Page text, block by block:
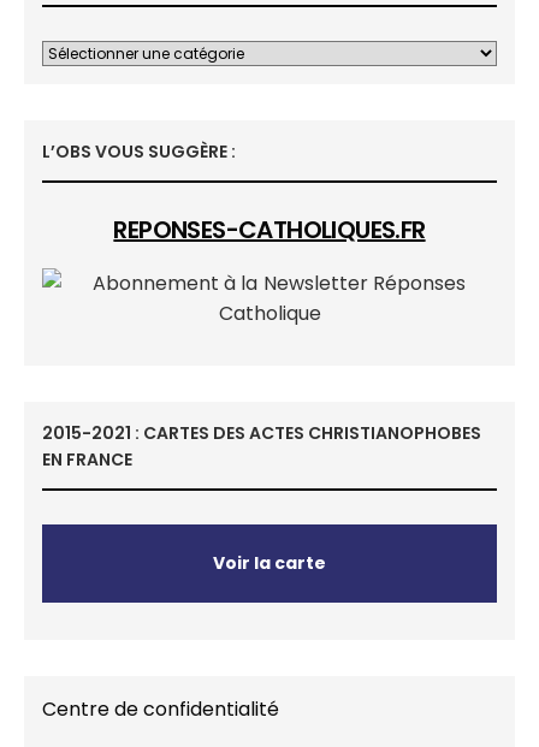
L’OBS VOUS SUGGÈRE :
REPONSES-CATHOLIQUES.FR
2015-2021 : CARTES DES ACTES CHRISTIANOPHOBES
EN FRANCE
Voir la carte
Centre de confidentialité